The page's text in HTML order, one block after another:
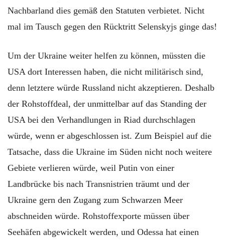
Nachbarland dies gemäß den Statuten verbietet. Nicht
mal im Tausch gegen den Rücktritt Selenskyjs ginge das!
Um der Ukraine weiter helfen zu können, müssten die
USA dort Interessen haben, die nicht militärisch sind,
denn letztere würde Russland nicht akzeptieren. Deshalb
der Rohstoffdeal, der unmittelbar auf das Standing der
USA bei den Verhandlungen in Riad durchschlagen
würde, wenn er abgeschlossen ist. Zum Beispiel auf die
Tatsache, dass die Ukraine im Süden nicht noch weitere
Gebiete verlieren würde, weil Putin von einer
Landbrücke bis nach Transnistrien träumt und der
Ukraine gern den Zugang zum Schwarzen Meer
abschneiden würde. Rohstoffexporte müssen über
Seehäfen abgewickelt werden, und Odessa hat einen